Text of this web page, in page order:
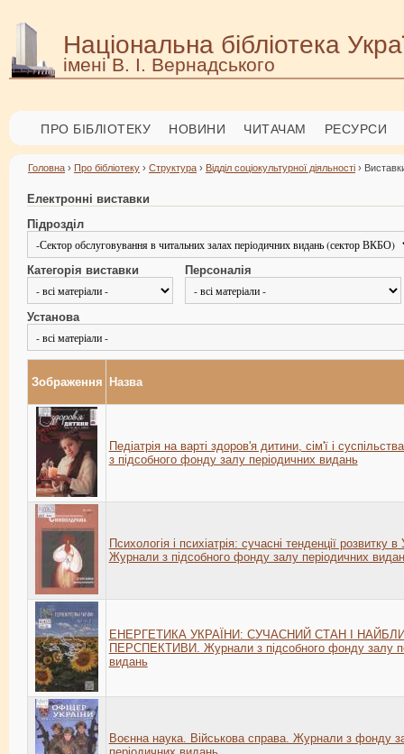
Національна бібліотека
імені В. І. Вернадського
ПРО БІБЛІОТЕКУ НОВИНИ ЧИТАЧАМ РЕСУРСИ
Головна › Про бібліотеку › Структура › Відділ соціокультурної діяльності ›
Електронні виставки
Підрозділ
Категорія виставки Персоналія
Установа
Зображення Назва
Педіатрія на варті здоров'я дитини, сім'ї і
з підсобного фонду залу періодичних видань
Психологія і психіатрія: сучасні тенденції розвитку в
Журнали з підсобного фонду залу періодичних
ЕНЕРГЕТИКА УКРАЇНИ: СУЧАСНИЙ СТАН І
ПЕРСПЕКТИВИ. Журнали з підсобного фонду залу
видань
Воєнна наука. Військова справа. Журнали з фонду